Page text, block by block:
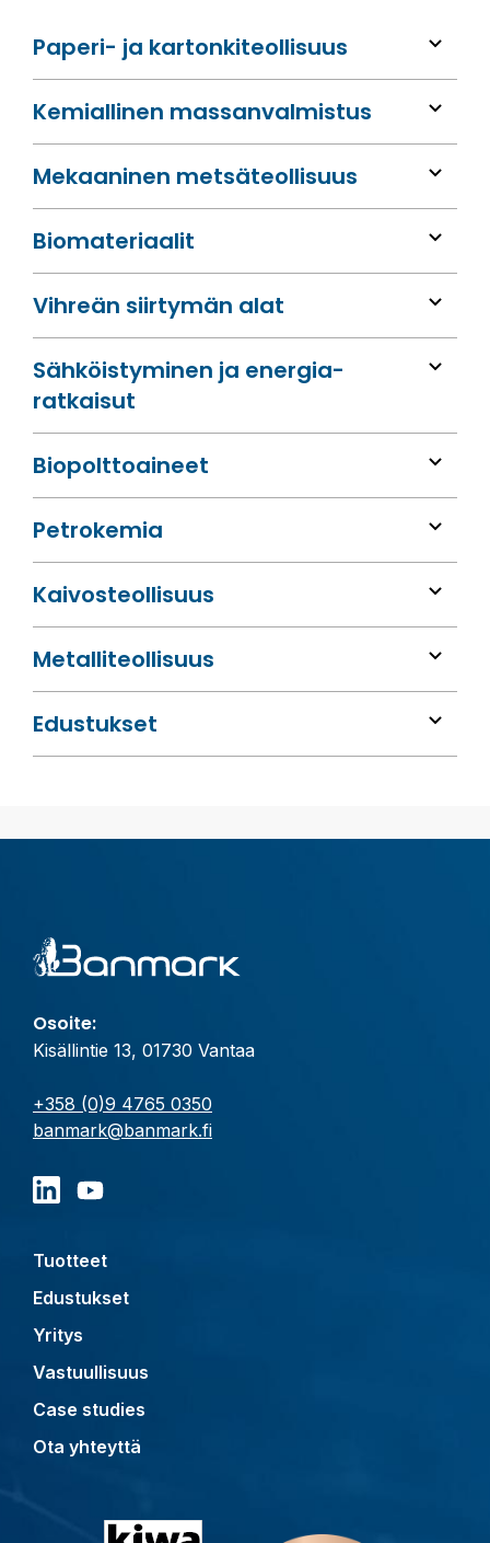
Paperi- ja kartonkiteollisuus
Kemiallinen massan­valmistus
Mekaaninen metsä­teollisuus
Bio­materiaalit
Vihreän siirtymän alat
Sähköis­tyminen ja energia­
ratkaisut
Bio­polttoaineet
Petrokemia
Kaivos­teollisuus
Metalli­teollisuus
Edustukset
Osoite:
Kisällintie 13, 01730 Vantaa
+358 (0)9 4765 0350
banmark@banmark.fi
Tuotteet
Edustukset
Yritys
Vastuullisuus
Case studies
Ota yhteyttä